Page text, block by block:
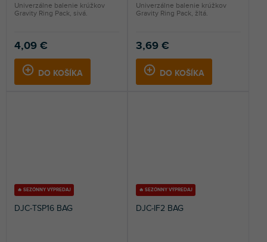
4,09 €
DO KOŠÍKA
Univerzálne balenie krúžkov
Gravity Ring Pack, sivá.
3,69 €
DO KOŠÍKA
Univerzálne balenie krúžkov
Gravity Ring Pack, žltá.
🔥 SEZÓNNY VÝPREDAJ
DJC-TSP16 BAG
🔥 SEZÓNNY VÝPREDAJ
DJC-IF2 BAG